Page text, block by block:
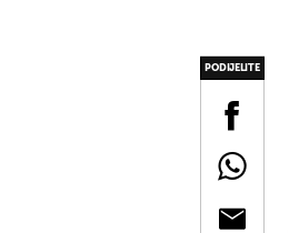
PODIJELITE